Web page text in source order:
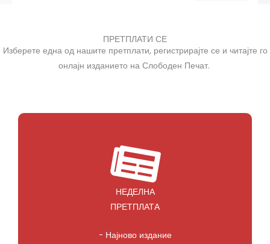
ПРЕТПЛАТИ СЕ
Изберете една од нашите претплати, регистрирајте се и читајте го
онлајн изданието на Слободен Печат.
НЕДЕЛНА
ПРЕТПЛАТА
- Најново издание